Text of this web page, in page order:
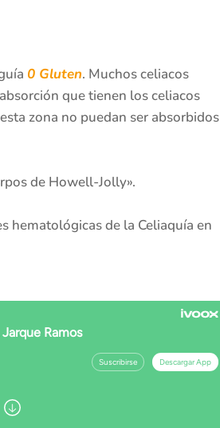
0 Gluten. Muchos celiacos
que tienen los celiacos
zona no puedan ser absorbidos
de Howell-Jolly».
hematológicas de la Celiaquía en